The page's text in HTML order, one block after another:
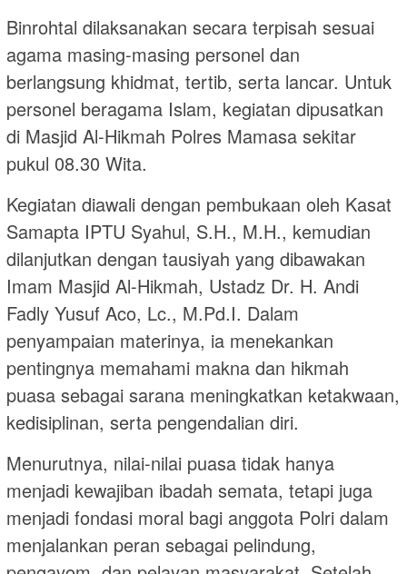
Binrohtal dilaksanakan secara terpisah sesuai
agama masing-masing personel dan
berlangsung khidmat, tertib, serta lancar. Untuk
personel beragama Islam, kegiatan dipusatkan
di Masjid Al-Hikmah Polres Mamasa sekitar
pukul 08.30 Wita.
Kegiatan diawali dengan pembukaan oleh Kasat
Samapta IPTU Syahul, S.H., M.H., kemudian
dilanjutkan dengan tausiyah yang dibawakan
Imam Masjid Al-Hikmah, Ustadz Dr. H. Andi
Fadly Yusuf Aco, Lc., M.Pd.I. Dalam
penyampaian materinya, ia menekankan
pentingnya memahami makna dan hikmah
puasa sebagai sarana meningkatkan ketakwaan,
kedisiplinan, serta pengendalian diri.
Menurutnya, nilai-nilai puasa tidak hanya
menjadi kewajiban ibadah semata, tetapi juga
menjadi fondasi moral bagi anggota Polri dalam
menjalankan peran sebagai pelindung,